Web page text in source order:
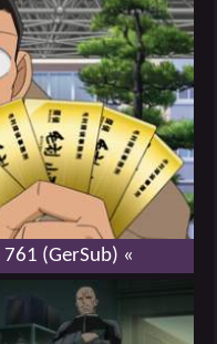
(GerSub) «